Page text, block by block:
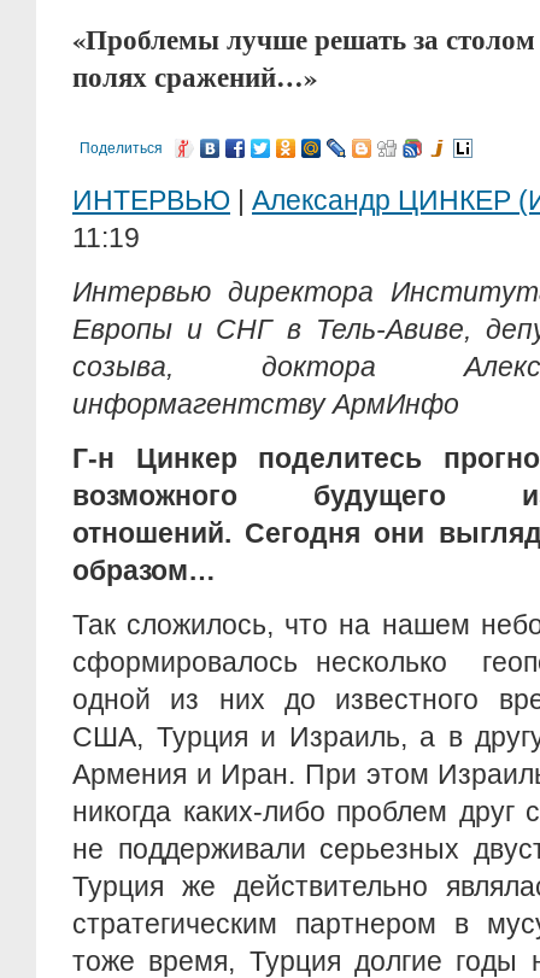
«Проблемы лучше решать за столом
полях сражений…»
Поделиться
ИНТЕРВЬЮ | Александр ЦИНКЕР
11:19
Интервью директора
Европы и СНГ в Тель-Авиве,
созыва, доктора
информагентству АрмИнфо
Г-н Цинкер поделитесь
возможного будущего
отношений. Сегодня они
образом…
Так сложилось, что на нашем
сформировалось несколько
одной из них до известного
США, Турция и Израиль, а в
Армения и Иран. При этом
никогда каких-либо проблем друг
не поддерживали серьезных
Турция же действительно
стратегическим партнером в
тоже время, Турция долгие годы